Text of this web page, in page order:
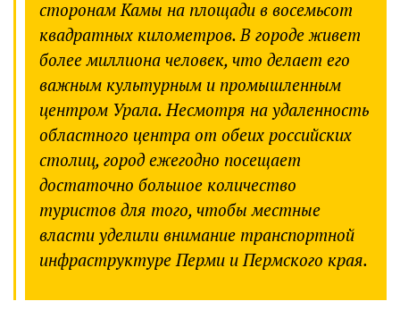
сторонам Камы на площади в восемьсот
квадратных километров. В городе живет
более миллиона человек, что делает его
важным культурным и промышленным
центром Урала. Несмотря на удаленность
областного центра от обеих российских
столиц, город ежегодно посещает
достаточно большое количество
туристов для того, чтобы местные
власти уделили внимание транспортной
инфраструктуре Перми и Пермского края.